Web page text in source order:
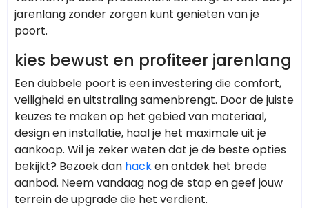
jarenlang zonder zorgen kunt genieten van je
poort.
kies bewust en profiteer jarenlang
Een dubbele poort is een investering die comfort,
veiligheid en uitstraling samenbrengt. Door de juiste
keuzes te maken op het gebied van materiaal,
design en installatie, haal je het maximale uit je
aankoop. Wil je zeker weten dat je de beste opties
bekijkt? Bezoek dan hacken ontdek het brede
aanbod. Neem vandaag nog de stap en geef jouw
terrein de upgrade die het verdient.